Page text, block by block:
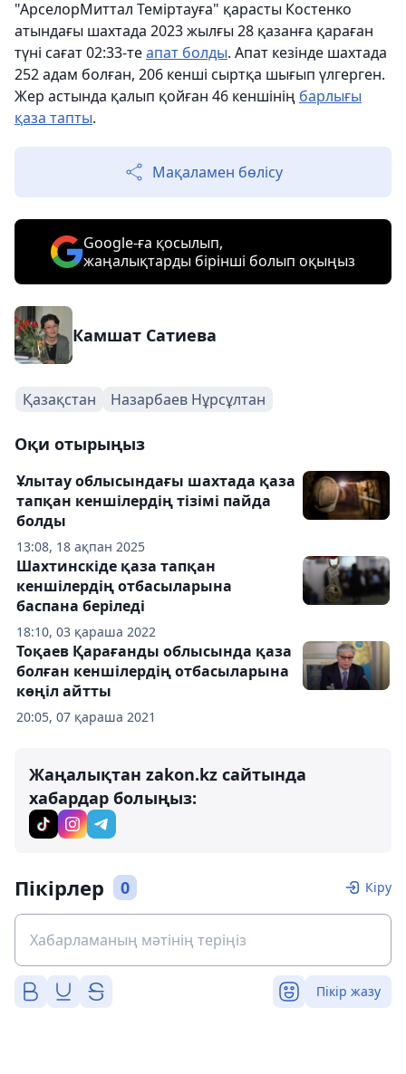
"АрселорМиттал Теміртауға" қарасты Костенко
атындағы шахтада 2023 жылғы 28 қазанға қараған
түні сағат 02:33-теапат болды. Апат кезінде шахтада
252 адам болған, 206 кенші сыртқа шығып үлгерген.
Жер астында қалып қойған 46 кеншінің барлығы
қаза тапты.
Мақаламен бөлісу
Google-ға қосылып,
жаңалықтарды бірінші болып оқыңыз
Камшат Сатиева
Қазақстан Назарбаев Нұрсұлтан
Оқи отырыңыз
13:08, 18 ақпан 2025
Ұлытау облысындағы шахтада қаза
тапқан кеншілердің тізімі пайда
болды
18:10, 03 қараша 2022
Шахтинскіде қаза тапқан
кеншілердің отбасыларына
баспана беріледі
20:05, 07 қараша 2021
Тоқаев Қарағанды облысында қаза
болған кеншілердің отбасыларына
көңіл айтты
Жаңалықтан zakon.kz сайтында
хабардар болыңыз:
Пікірлер 0 Кіру
Пікір жазу